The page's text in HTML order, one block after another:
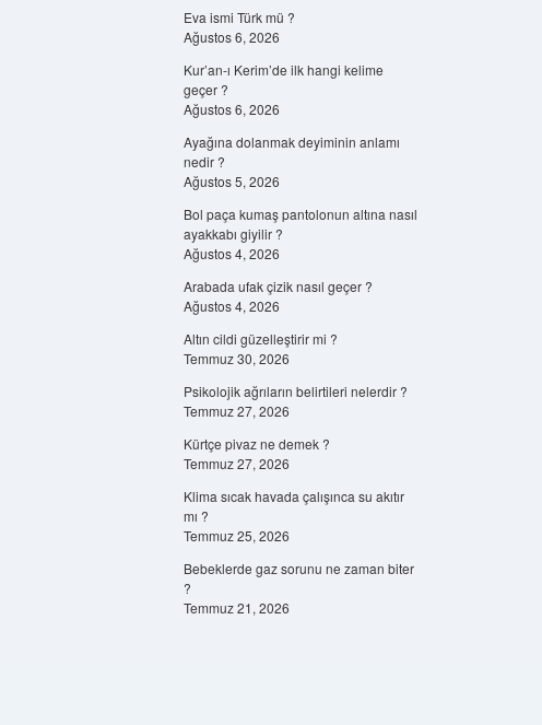
Eva ismi Türk mü ?
Ağustos 6, 2026
Kur’an-ı Kerim’de ilk hangi kelime
geçer ?
Ağustos 6, 2026
Ayağına dolanmak deyiminin anlamı
nedir ?
Ağustos 5, 2026
Bol paça kumaş pantolonun altına nasıl
ayakkabı giyilir ?
Ağustos 4, 2026
Arabada ufak çizik nasıl geçer ?
Ağustos 4, 2026
Altın cildi güzelleştirir mi ?
Temmuz 30, 2026
Psikolojik ağrıların belirtileri nelerdir ?
Temmuz 27, 2026
Kürtçe pivaz ne demek ?
Temmuz 27, 2026
Klima sıcak havada çalışınca su akıtır
mı ?
Temmuz 25, 2026
Bebeklerde gaz sorunu ne zaman biter
?
Temmuz 21, 2026